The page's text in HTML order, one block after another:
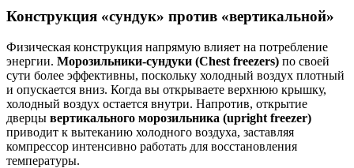
Конструкция «сундук» против «вертикальной»
Физическая конструкция напрямую влияет на потребление
энергии. Морозильники-сундуки (Chest freezers) по своей
сути более эффективны, поскольку холодный воздух плотный
и опускается вниз. Когда вы открываете верхнюю крышку,
холодный воздух остается внутри. Напротив, открытие
дверцы вертикального морозильника (upright freezer)
приводит к вытеканию холодного воздуха, заставляя
компрессор интенсивно работать для восстановления
температуры.